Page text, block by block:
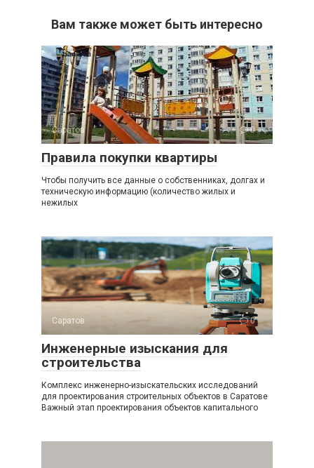
Вам также может быть интересно
Саратов 0
Правила покупки квартиры
Чтобы получить все данные о собственниках, долгах и
техническую информацию (количество жилых и
нежилых
Саратов 0
Инженерные изыскания для
строительства
Комплекс инженерно-изыскательских исследований
для проектирования строительных объектов в Саратове
Важный этап проектирования объектов капитального